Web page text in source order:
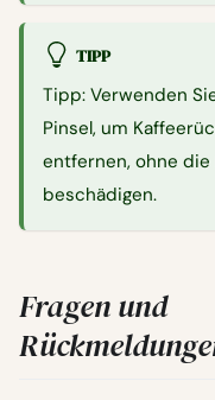
TIPP
Tipp: Verwenden
Pinsel, um
entfernen, ohne die
beschädigen.
Fragen und